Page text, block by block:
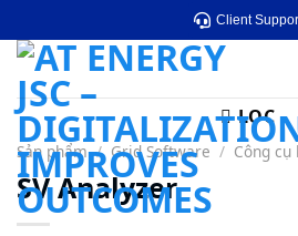
to
content
Client
LỌC
Sản phẩm / Grid Software / Công cụ
SV Analyzer